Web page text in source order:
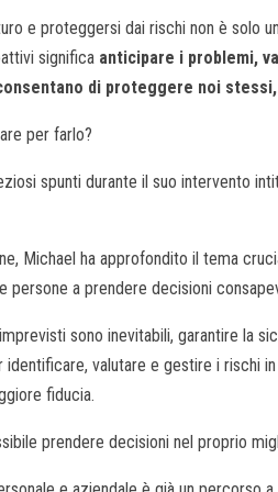
e proteggersi dai rischi non è solo
significa anticipare i problemi,
di proteggere noi
per farlo?
spunti durante il suo intervento
Michael ha approfondito il tema
persone a prendere decisioni
sono inevitabili, garantire la
valutare e gestire i rischi
fiducia.
prendere decisioni nel proprio